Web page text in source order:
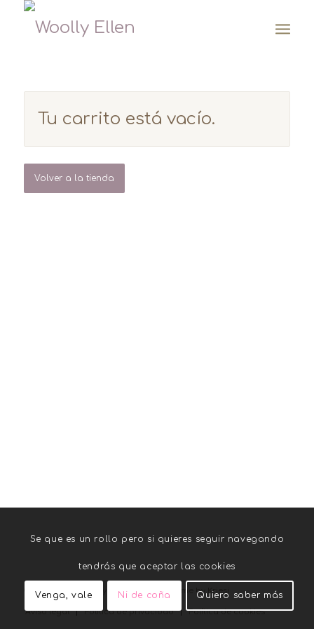
Tu carrito está vacío.
Volver a la tienda
© Copyright - Woolly Ellen - Enfold Theme by Kriesi
Aviso legal Política de privacidad Política de cookies
Se que es un rollo pero si quieres seguir navegando
tendrás que aceptar las cookies
Venga, vale Ni de coña Quiero saber más